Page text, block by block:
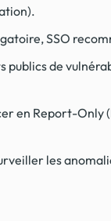
SSO
de
en Report-
les